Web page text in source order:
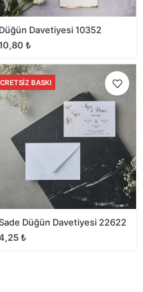
Düğün Davetiyesi 10352
₺
BASKI
Düğün Davetiyesi 22622
₺